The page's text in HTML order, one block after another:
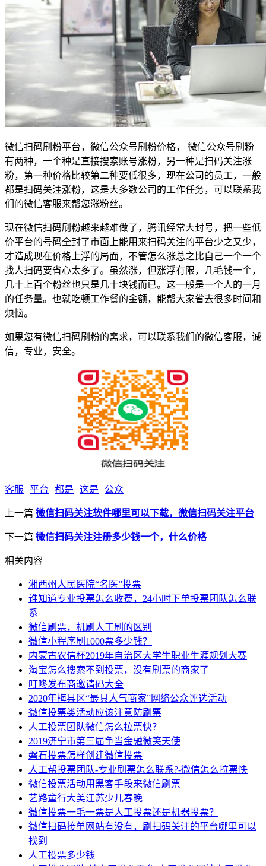
微信扫码刷粉平台，微信公众号刷粉价格， 微信公众号刷粉
有两种，一个种是直接搜索账号涨粉，另一种是扫码关注涨
粉，第一种价格比较第二种要低很多，现在公司的员工，一般
都是扫码关注涨粉，这是大多数公司的工作任务，可以联系我
们的微信客服来帮您涨粉丝。
现在微信扫码刷粉越来越难做了，腾讯经常大封号，把一些低
价平台的号码全封了市面上能用来扫码关注的平台少之又少，
才造成现在价格上浮的局面，不管怎么涨总之比自己一个一个
找人扫码要省心太多了。虽然涨，但涨浮有限，几毛钱一个，
几十上百个粉丝也只是几十块钱而已。这一般是一个人的一月
的任务量。也就吃顿工作餐的金额，能帮大家省去很多时间和
烦恼。
如果您有微信扫码刷粉的需求，可以联系我们的微信客服，诚
信，专业，安全。
客服 平台 都是 这是 公众
上一篇 微信扫码关注软件哪里可以下载，微信扫码关注平台
下一篇 微信扫码关注注册多少钱一个，什么价格
相关内容
湘西州人民医院“名医”投票
谁知道专业投票怎么收费，24小时下单投票团队怎么联
系
微信刷票，机刷人工刷的区别
微信小程序刷1000票多少钱？
内蒙古农信杯2019年自治区大学生职业生涯规划大赛
淘宝怎么搜索不到投票，没有刷票的商家了
叮咚发布商邀请码大全
2020年梅县区“最具人气商家”网络公众评选活动
微信投票类活动应该注意防刷票
人工投票团队微信怎么拉票快？
2019济宁市第三届争当金融微笑天使
磐石投票怎样创建微信投票
人工帮投票团队-专业刷票怎么联系?-微信怎么拉票快
微信投票活动用黑客手段来微信刷票
艺路童行大美江苏少儿春晚
微信投票一毛一票是人工投票还是机器投票？
微信扫码接单网站有没有，刷扫码关注的平台哪里可以
找到
人工投票多少钱